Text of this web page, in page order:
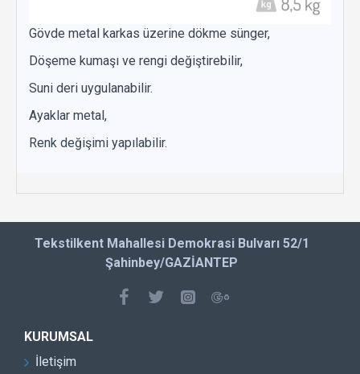
Gövde metal karkas üzerine dökme sünger,
Döşeme kumaşı ve rengi değiştirebilir,
Suni deri uygulanabilir.
Ayaklar metal,
Renk değişimi yapılabilir.
Tekstilkent Mahallesi Demokrasi Bulvarı 52/1
Şahinbey/GAZİANTEP
KURUMSAL
İletişim